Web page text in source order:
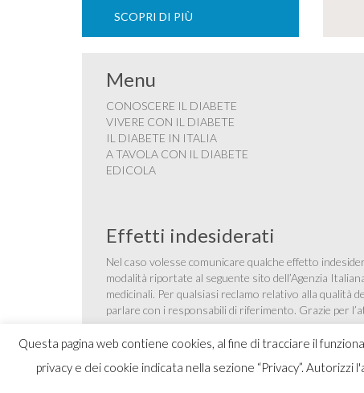
SCOPRI DI PIÙ
Questa pagina web contiene cookies, al fine di tracciare il
privacy e dei cookie indicata nella sezione “Privacy”.
Menu
CONOSCERE IL DIABETE
VIVERE CON IL DIABETE
IL DIABETE IN ITALIA
A TAVOLA CON IL DIABETE
EDICOLA
Effetti indesiderati
Nel caso volesse comunicare qualche effetto
modalità riportate al seguente sito dell’Agenzia
medicinali. Per qualsiasi reclamo relativo alla qualità
parlare con i responsabili di riferimento. Grazie per